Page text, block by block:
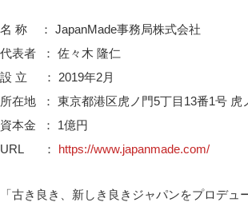
名 称 ： JapanMade事務局株式会社
代表者 ： 佐々木 隆仁
設 立 ： 2019年2月
所在地 ： 東京都港区虎ノ門5丁目13番1号 虎
資本金 ： 1億円
URL ：
https://www.japanmade.com/
「古き良き、新しき良きジャパンをプロデュ